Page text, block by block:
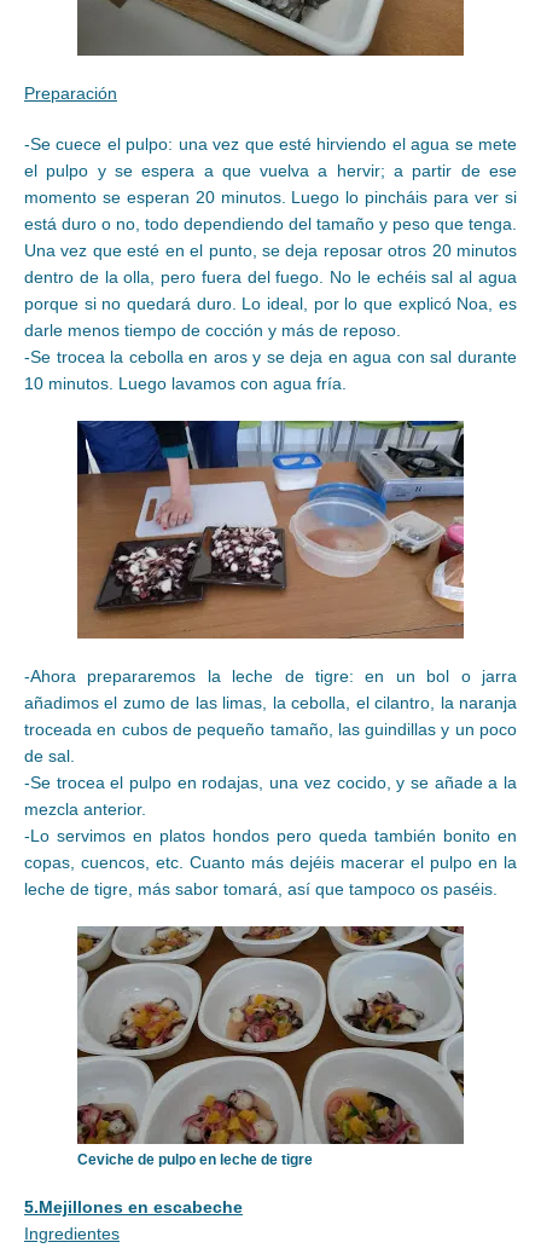
Preparación
-Se cuece el pulpo: una vez que esté hirviendo el agua se mete
el pulpo y se espera a que vuelva a hervir; a partir de ese
momento se esperan 20 minutos. Luego lo pincháis para ver si
está duro o no, todo dependiendo del tamaño y peso que tenga.
Una vez que esté en el punto, se deja reposar otros 20 minutos
dentro de la olla, pero fuera del fuego. No le echéis sal al agua
porque si no quedará duro. Lo ideal, por lo que explicó Noa, es
darle menos tiempo de cocción y más de reposo.
-Se trocea la cebolla en aros y se deja en agua con sal durante
10 minutos. Luego lavamos con agua fría.
-Ahora prepararemos la leche de tigre: en un bol o jarra
añadimos el zumo de las limas, la cebolla, el cilantro, la naranja
troceada en cubos de pequeño tamaño, las guindillas y un poco
de sal.
-Se trocea el pulpo en rodajas, una vez cocido, y se añade a la
mezcla anterior.
-Lo servimos en platos hondos pero queda también bonito en
copas, cuencos, etc. Cuanto más dejéis macerar el pulpo en la
leche de tigre, más sabor tomará, así que tampoco os paséis.
Ceviche de pulpo en leche de tigre
5.Mejillones en escabeche
Ingredientes